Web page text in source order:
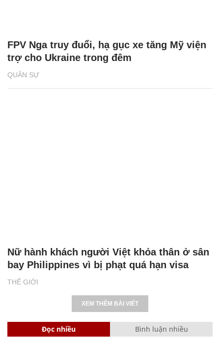
QUÂN SỰ
FPV Nga truy đuổi, hạ gục xe tăng Mỹ viện
trợ cho Ukraine trong đêm
THẾ GIỚI
Nữ hành khách người Việt khỏa thân ở sân
bay Philippines vì bị phạt quá hạn visa
XEM THÊM BÀI VIẾT
Đọc nhiều Bình luận nhiều